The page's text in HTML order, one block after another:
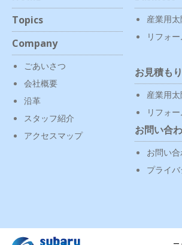
Topics
Company
ごあいさつ
会社概要
沿革
スタッフ紹介
アクセスマップ
産業用
リフォ
お見積もり
産業用
リフォ
お問い合
お問い
プライ